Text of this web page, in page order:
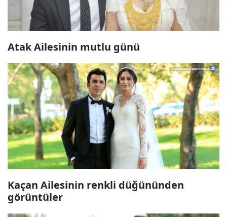
Atak Ailesinin mutlu günü
Kaçan Ailesinin renkli düğününden
görüntüler